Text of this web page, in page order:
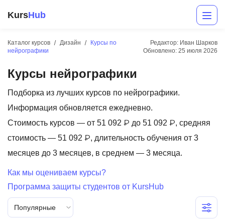
KursHub
Каталог курсов Дизайн
Курсы по
нейрографики
Редактор: Иван Шарков
Обновлено: 25 июля 2026
Курсы нейрографики
Подборка из лучших курсов по нейрографики.
Информация обновляется ежедневно.
Стоимость курсов — от 51 092 ₽ до 51 092 ₽, средняя
стоимость — 51 092 ₽, длительность обучения от 3
месяцев до 3 месяцев, в среднем — 3 месяца.
Как мы оцениваем курсы?
Программа защиты студентов от KursHub
Популярные
Разработка
Маркетинг
Дизайн
Аналитика
Менеджмент